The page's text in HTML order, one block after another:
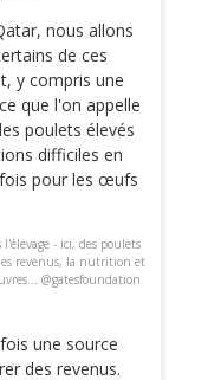
nous allons
de ces
y compris une
que l'on appelle
poulets élevés
difficiles en
pour les œufs
- ici, des poulets
revenus, la nutrition et
@gatesfoundation
une source
des revenus.